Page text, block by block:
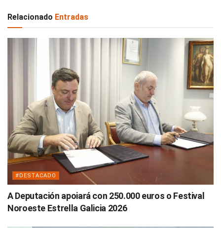
Relacionado Entradas
#DESTACADO
A Deputación apoiará con 250.000 euros o Festival
Noroeste Estrella Galicia 2026